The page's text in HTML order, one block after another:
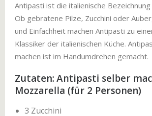
Antipasti ist die italienische Bezeichnung
Ob gebratene Pilze, Zucchini oder
und Einfachheit machen Antipasti zu
Klassiker der italienischen Küche.
machen ist im Handumdrehen gemacht.
Zutaten: Antipasti selber
Mozzarella (für 2 Personen)
3 Zucchini